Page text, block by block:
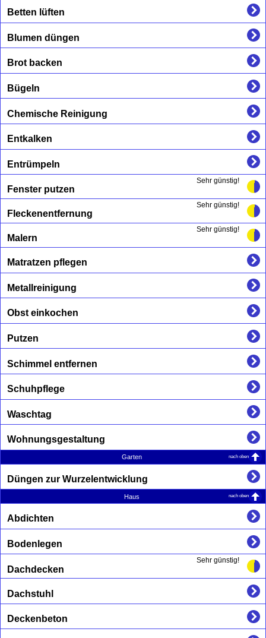
Betten lüften
Blumen düngen
Brot backen
Bügeln
Chemische Reinigung
Entkalken
Entrümpeln
Sehr günstig!
Fenster putzen
Sehr günstig!
Fleckenentfernung
Sehr günstig!
Malern
Matratzen pflegen
Metallreinigung
Obst einkochen
Putzen
Schimmel entfernen
Schuhpflege
Waschtag
Wohnungsgestaltung
Garten nach oben
Düngen zur Wurzelentwicklung
Haus nach oben
Abdichten
Bodenlegen
Sehr günstig!
Dachdecken
Dachstuhl
Deckenbeton